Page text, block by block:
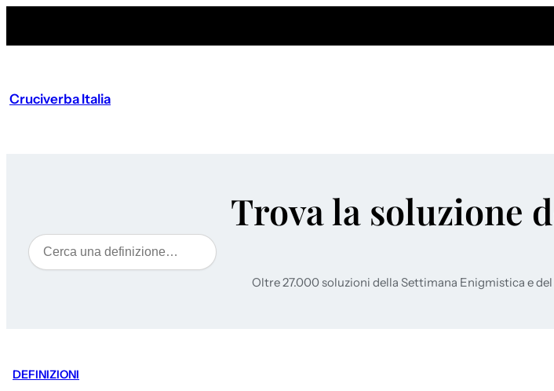
Cruciverba Italia
Trova la soluzione
Cerca
Oltre 27.000 soluzioni della Settimana Enigmistica e
DEFINIZIONI